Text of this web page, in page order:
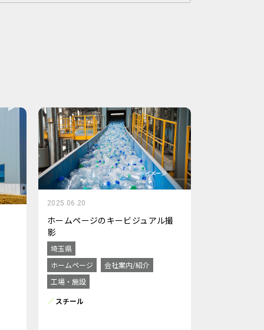
2025.06.20
ホームページのキービジュアル撮
影
埼玉県
ホームページ
会社案内/紹介
工場・施設
スチール